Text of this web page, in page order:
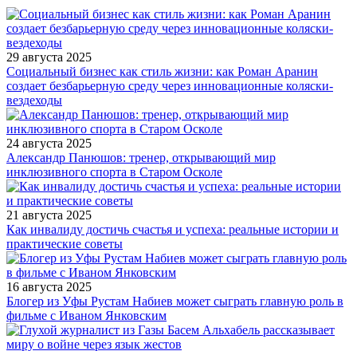
29 августа 2025
Социальный бизнес как стиль жизни: как Роман Аранин
создает безбарьерную среду через инновационные коляски-
вездеходы
24 августа 2025
Александр Панюшов: тренер, открывающий мир
инклюзивного спорта в Старом Осколе
21 августа 2025
Как инвалиду достичь счастья и успеха: реальные истории и
практические советы
16 августа 2025
Блогер из Уфы Рустам Набиев может сыграть главную роль в
фильме с Иваном Янковским